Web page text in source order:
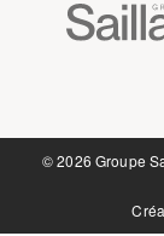
©️ 2026 Groupe